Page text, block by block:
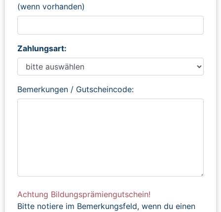
(wenn vorhanden)
Zahlungsart:
Bemerkungen / Gutscheincode:
Achtung Bildungsprämiengutschein!
Bitte notiere im Bemerkungsfeld, wenn du einen